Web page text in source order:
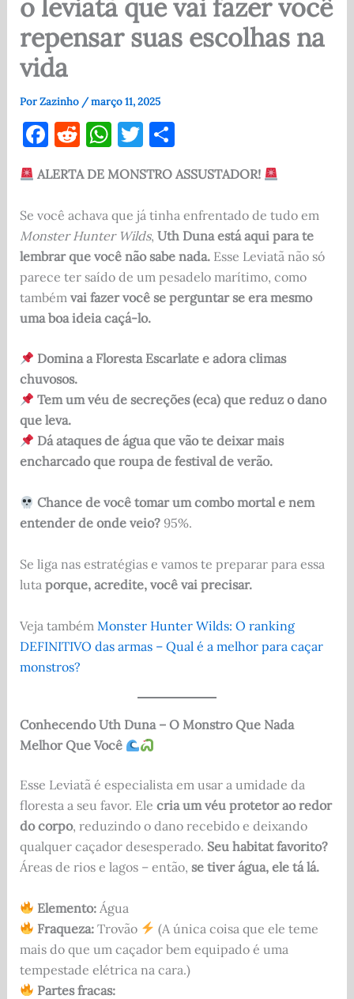
o leviatã que vai fazer você
repensar suas escolhas na
vida
PorZazinho /março 11, 2025
F
c
e
b
o
o
k
R
d
di
t
W
at
s
A
p
p
T
it
te
r
S
ar
e
ALERTA DE MONSTRO ASSUSTADOR!
Se você achava que já tinha enfrentado de tudo em
Monster Hunter Wilds, Uth Duna está aqui para te
lembrar que você não sabe nada.Esse Leviatã não só
parece ter saído de um pesadelo marítimo, como
também vai fazer você se perguntar se era mesmo
uma boa ideia caçá-lo.
Domina a Floresta Escarlate e adora climas
chuvosos.
Tem um véu de secreções (eca) que reduz o dano
que leva.
Dá ataques de água que vão te deixar mais
encharcado que roupa de festival de verão.
Chance de você tomar um combo mortal e nem
entender de onde veio?95%.
Se liga nas estratégias e vamos te preparar para essa
luta porque, acredite, você vai precisar.
Veja também Monster Hunter Wilds: O ranking
DEFINITIVO das armas – Qual é a melhor para caçar
monstros?
Conhecendo Uth Duna – O Monstro Que Nada
Melhor Que Você
Esse Leviatã é especialista em usar a umidade da
floresta a seu favor. Ele cria um véu protetor ao redor
do corpo, reduzindo o dano recebido e deixando
qualquer caçador desesperado. Seu habitat favorito?
Áreas de rios e lagos – então, se tiver água, ele tá lá.
Elemento:Água
Fraqueza:Trovão
(A única coisa que ele teme
mais do que um caçador bem equipado é uma
tempestade elétrica na cara.)
Partes fracas: